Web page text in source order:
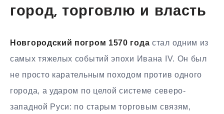
город, торговлю и власть
Новгородский погром 1570 года стал одним из
самых тяжелых событий эпохи Ивана IV. Он был
не просто карательным походом против одного
города, а ударом по целой системе северо-
западной Руси: по старым торговым связям,